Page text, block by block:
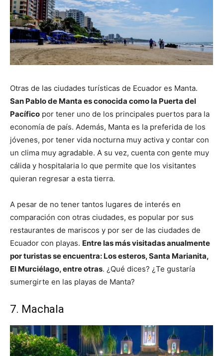
Otras de las ciudades turísticas de Ecuador es Manta.
San Pablo de Manta es conocida como la Puerta del
Pacífico por tener uno de los principales puertos para la
economía de país. Además, Manta es la preferida de los
jóvenes, por tener vida nocturna muy activa y contar con
un clima muy agradable. A su vez, cuenta con gente muy
cálida y hospitalaria lo que permite que los visitantes
quieran regresar a esta tierra.
A pesar de no tener tantos lugares de interés en
comparación con otras ciudades, es popular por sus
restaurantes de mariscos y por ser de las ciudades de
Ecuador con playas. Entre las más visitadas anualmente
por turistas se encuentra: Los esteros, Santa Marianita,
El Murciélago, entre otras. ¿Qué dices? ¿Te gustaría
sumergirte en las playas de Manta?
7. Machala